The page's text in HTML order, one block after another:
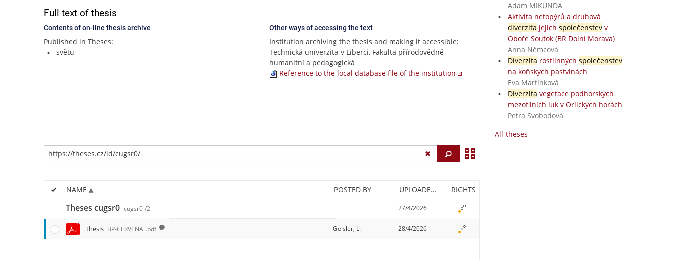
Full text of thesis
Contents of on-line thesis archive
Published in Theses:
světu
Other ways of accessing the text
Institution archiving the thesis and making it accessible:
Technická univerzita v Liberci, Fakulta přírodovědně-
humanitní a pedagogická
Reference to the local database file of the institution
Adam MIKUNDA
Aktivita netopýrů a druhová
diverzita jejich společenstevv
Oboře Soutok (BR Dolní Morava)
Anna Němcová
Diverzita rostlinných společenstev
na koňských pastvinách
Eva Martínková
Diverzita vegetace podhorských
mezofilních luk v Orlických horách
Petra Svobodová
All theses
Find
NAME POSTED BY UPLOADED/CREATED RIGHTS
Theses cugsr0 cugsr0 /2 27/4/2026
thesis BP-CERVENA_.pdf Geisler, L. 28/4/2026